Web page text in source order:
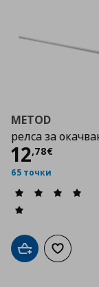
METOD
релса за
12,78€
Цена
65 точки
Добави вДобави